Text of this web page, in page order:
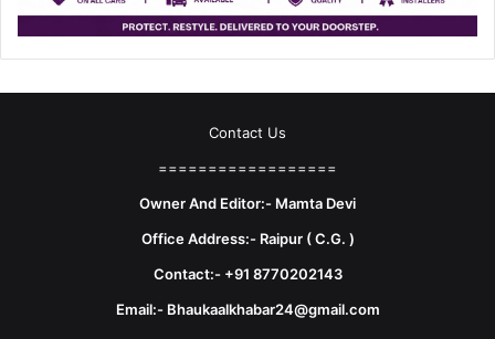
Contact Us
==================
Owner And Editor:- Mamta Devi
Office Address:- Raipur ( C.G. )
Contact:- +91 8770202143
Email:- Bhaukaalkhabar24@gmail.com